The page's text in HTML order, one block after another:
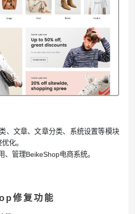
、文章、文章分类、系统设置等模块
化。
、管理BeikeShop电商系统。
修复功能